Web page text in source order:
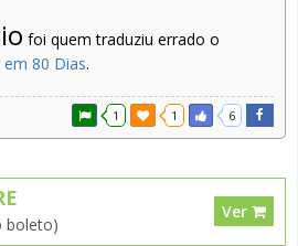
foi quem traduziu errado o
80 Dias.
1 1 6
boleto)
Ver